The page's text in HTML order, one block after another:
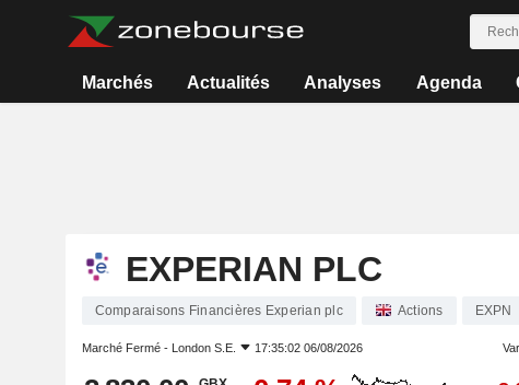
Marchés Actualités Analyses Agenda
EXPERIAN PLC
Comparaisons Financières Experian plc Actions EXPN
Marché Fermé - London S.E. 17:35:02 06/08/2026